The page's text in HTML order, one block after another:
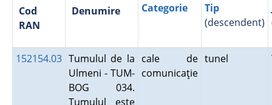
Cod
RAN
Denumire Categorie
Tip
(descendent)
152154.03 Tumulul de la
Ulmeni - TUM-
BOG 034.
Tumulul este
cale de
comunicaţie
tunel